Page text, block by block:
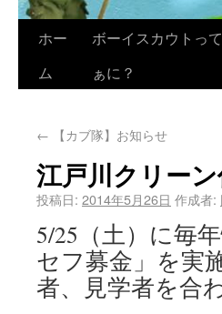
ホー
ム
ボーイスカウトっ
ぁに？
← 【カブ隊】お知らせ
江戸川クリー
投稿日: 2014年5月26日 作成者:
5/25（土）に毎
セフ募金」を実
者、見学者を合